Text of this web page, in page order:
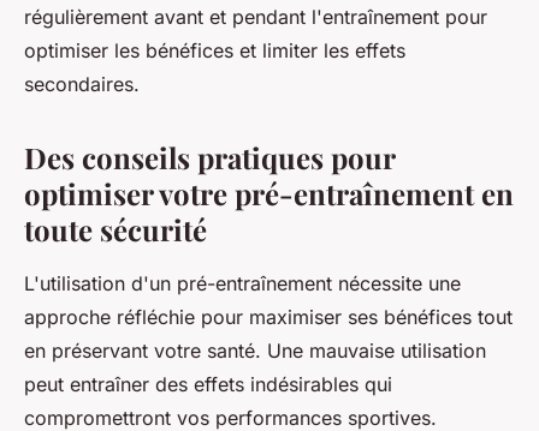
régulièrement avant et pendant l'entraînement pour
optimiser les bénéfices et limiter les effets
secondaires.
Des conseils pratiques pour
optimiser votre pré-entraînement en
toute sécurité
L'utilisation d'un pré-entraînement nécessite une
approche réfléchie pour maximiser ses bénéfices tout
en préservant votre santé. Une mauvaise utilisation
peut entraîner des effets indésirables qui
compromettront vos performances sportives.